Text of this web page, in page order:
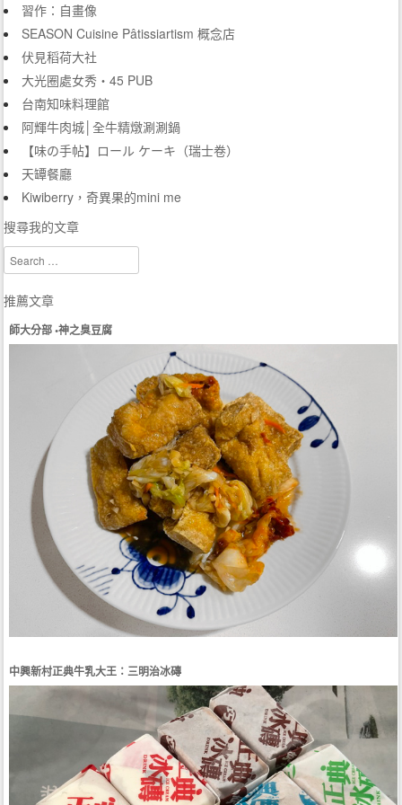
習作：自畫像
SEASON Cuisine Pâtissiartism 概念店
伏見稻荷大社
大光圈處女秀‧45 PUB
台南知味料理館
阿輝牛肉城│全牛精燉涮涮鍋
【味の手帖】ロール ケーキ（瑞士卷）
天罈餐廳
Kiwiberry，奇異果的mini me
搜尋我的文章
Search
推薦文章
師大分部 •神之臭豆腐
中興新村正典牛乳大王：三明治冰磚